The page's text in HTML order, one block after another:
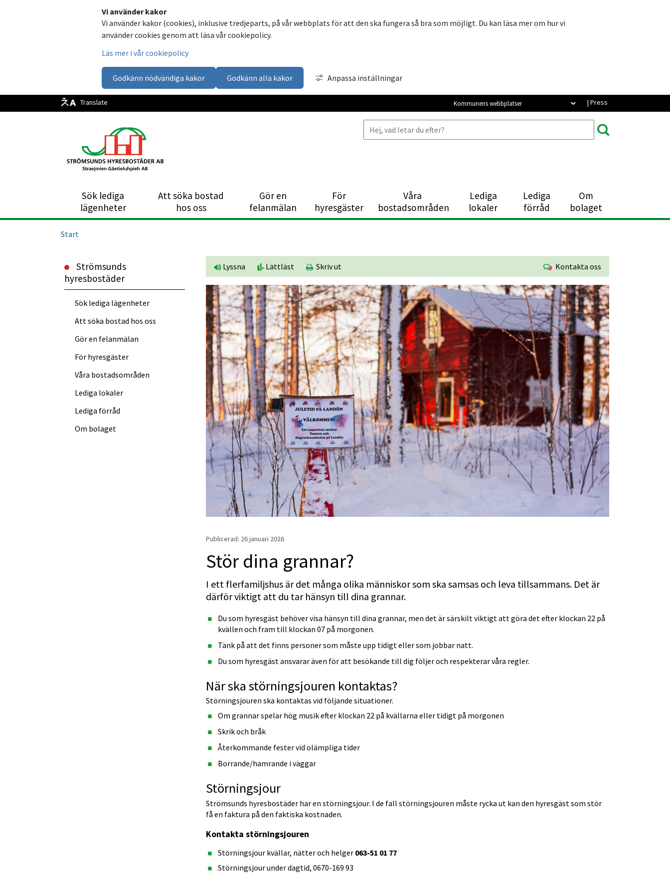
Vi använder kakor
Vi använder kakor (cookies), inklusive tredjeparts, på vår webbplats för att den ska fungera så bra som möjligt. Du kan läsa mer om hur vi
använder cookies genom att läsa vår cookiepolicy.
Läs mer i vår cookiepolicy
Godkänn nödvändiga kakor Godkänn alla kakor Anpassa inställningar
Translate | Press
Kommunens webbplatser
Sök lediga
lägenheterLänk till annan webbplats, öppnas i nytt fönster.
Att söka bostad
hos oss
Gör en
felanmälan
För
hyresgäster
Våra
bostadsområden
Lediga
lokaler
Lediga
förråd
Om
bolaget
Start
Lyssna Lättläst Skriv ut Kontakta oss
Publicerad: 26 januari 2026
Stör dina grannar?
I ett flerfamiljshus är det många olika människor som ska samsas och leva tillsammans. Det är
därför viktigt att du tar hänsyn till dina grannar.
Du som hyresgäst behöver visa hänsyn till dina grannar, men det är särskilt viktigt att göra det efter klockan 22 på
kvällen och fram till klockan 07 på morgonen.
Tänk på att det finns personer som måste upp tidigt eller som jobbar natt.
Du som hyresgäst ansvarar även för att besökande till dig följer och respekterar våra regler.
När ska störningsjouren kontaktas?
Störningsjouren ska kontaktas vid följande situationer.
Om grannar spelar hög musik efter klockan 22 på kvällarna eller tidigt på morgonen
Skrik och bråk
Återkommande fester vid olämpliga tider
Borrande/hamrande i väggar
Störningsjour
Strömsunds hyresbostäder har en störningsjour. I de fall störningsjouren måste rycka ut kan den hyresgäst som stör
få en faktura på den faktiska kostnaden.
Kontakta störningsjouren
Störningsjour kvällar, nätter och helger 063-51 01 77
Störningsjour under dagtid, 0670-169 93
Strömsunds
hyresbostäder
Sök lediga lägenheterLänk till annan webbplats, öppnas i nytt fönster.
Att söka bostad hos oss
Gör en felanmälan
För hyresgäster
Våra bostadsområden
Lediga lokaler
Lediga förråd
Om bolaget